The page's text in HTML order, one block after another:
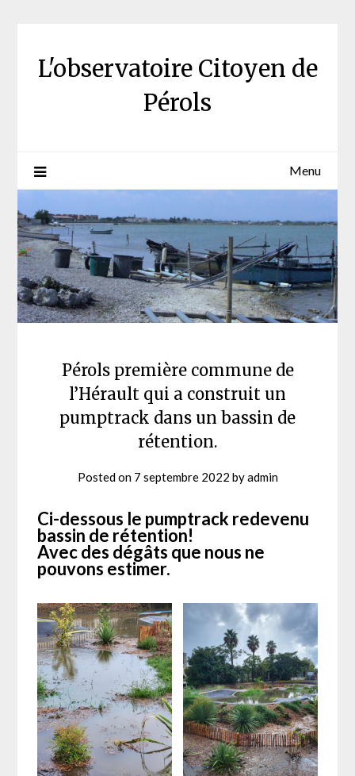
L'observatoire Citoyen de
Pérols
Menu
Pérols première commune de
l’Hérault qui a construit un
pumptrack dans un bassin de
rétention.
Posted on 7 septembre 2022 byadmin
Ci-dessous le pumptrack redevenu
bassin de rétention!
Avec des dégâts que nous ne
pouvons estimer.